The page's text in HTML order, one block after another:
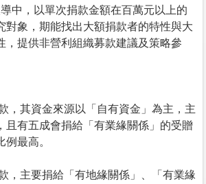
中，以單次捐款金額在百萬元以上的
對象，期能找出大額捐款者的特性與大
，提供非營利組織募款建議及策略參
，其資金來源以「自有資金」為主，主
且有五成會捐給「有業緣關係」的受贈
最高。
，主要捐給「有地緣關係」、「有業緣